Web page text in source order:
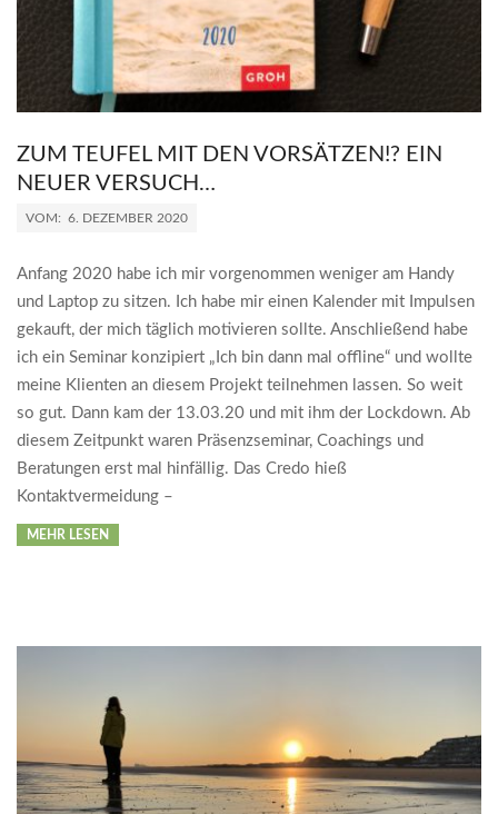
ZUM TEUFEL MIT DEN VORSÄTZEN!? EIN
NEUER VERSUCH…
2020-
06
VOM: 6. DEZEMBER 2020
Anfang 2020 habe ich mir vorgenommen weniger am Handy
und Laptop zu sitzen. Ich habe mir einen Kalender mit Impulsen
gekauft, der mich täglich motivieren sollte. Anschließend habe
ich ein Seminar konzipiert „Ich bin dann mal offline“ und wollte
meine Klienten an diesem Projekt teilnehmen lassen. So weit
so gut. Dann kam der 13.03.20 und mit ihm der Lockdown. Ab
diesem Zeitpunkt waren Präsenzseminar, Coachings und
Beratungen erst mal hinfällig. Das Credo hieß
Kontaktvermeidung –
MEHR LESEN